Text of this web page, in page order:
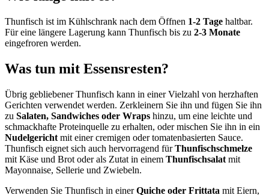
Thunfisch ist im Kühlschrank nach dem Öffnen 1-2 Tage haltbar.
Für eine längere Lagerung kann Thunfisch bis zu 2-3 Monate
eingefroren werden.
Was tun mit Essensresten?
Übrig gebliebener Thunfisch kann in einer Vielzahl von herzhaften
Gerichten verwendet werden. Zerkleinern Sie ihn und fügen Sie ihn
zu Salaten, Sandwiches oder Wraps hinzu, um eine leichte und
schmackhafte Proteinquelle zu erhalten, oder mischen Sie ihn in ein
Nudelgericht mit einer cremigen oder tomatenbasierten Sauce.
Thunfisch eignet sich auch hervorragend fürThunfischschmelze
mit Käse und Brot oder als Zutat in einem Thunfischsalat mit
Mayonnaise, Sellerie und Zwiebeln.
Verwenden Sie Thunfisch in einerQuiche oder Frittata mit Eiern,